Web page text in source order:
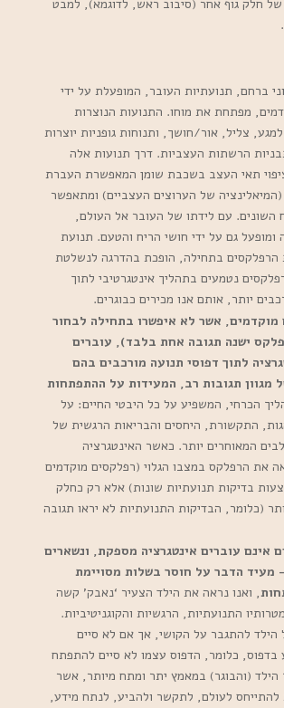
של חלק גוף אחר (סיבוב ראש, לדוגמא), למבט
ברחם, תנועתיות העובר, המופעלת על ידי
מפתחת את מוחו. התנועות הנוצרות
צליל, אור/חושך, ותנוחות גופניות יוצרות
הרשתות העצביות. דרך תנועות אלה
תאי העצב בשכבת שומן המאפשרת העברת
של הערוצים העצביים) ומתאפשר
השונים. עם לידתו של העובר אל העולם,
ומופעל גם על ידי חושי הריח והטעם. תנועת
הרפלקסים בתחילה, הופכת בהדרגה לנשלטת
נטמעים בתהליך אינטגרטיבי לתוך
יותר, אותם אנו מכירים כבוגרים.
מוקדמים, אשר לא איפשרו בתחילה לבחור
ישנה תגובה אחת בלבד), עוברים
לתוך דפוסי תנועה מורכבים בהם
מגוון תגובות רב, המעידות על ההתפתחות
הכרחי, המשפיע על כל היבטי החיים: על
התקשורת, היחסים והבריאות הרגשית של
המאוחרים יותר. כאשר האינטגרציה
את הרפלקס במצבו הגלוי (רפלקסים מוקדמים
בדיקות תנועתיות שונות) אלא רק כחלק
(כלומר, הבדיקות התנועתיות לא יראו תגובה
אינם עוברים אינטגרציה מספקת, ונשארים
מעיד הדבר על חוסר בשלות מסויימת
, ואנו נראה את הילד הצעיר ‘נאבק’ קשה
התנועתיות, הרגשיות והקוגניטיביות.
הילד להתגבר על הקושי, אך אם לא סיים
בדפוס, כלומר, הדפוס עצמו לא סיים להתפתח
הילד (והבוגר) במאמץ יתר ומתח מיותר, אשר
להתייחס לעולם, לתקשר ולהביע, לנתח מידע,